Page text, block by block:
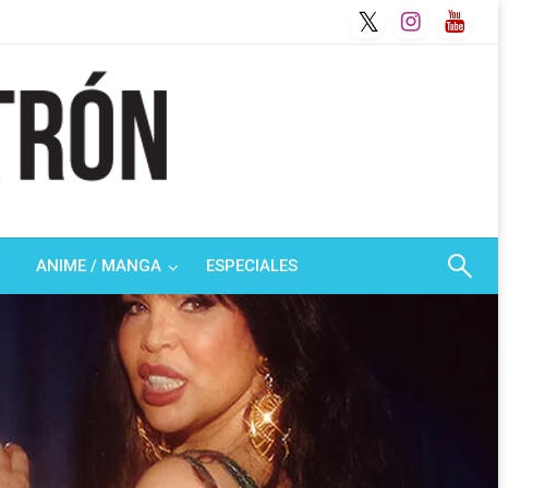
ANIME / MANGA ESPECIALES